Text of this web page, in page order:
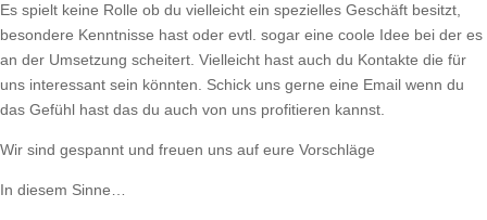
Es spielt keine Rolle ob du vielleicht ein spezielles Geschäft besitzt,
besondere Kenntnisse hast oder evtl. sogar eine coole Idee bei der es
an der Umsetzung scheitert. Vielleicht hast auch du Kontakte die für
uns interessant sein könnten. Schick uns gerne eine Email wenn du
das Gefühl hast das du auch von uns profitieren kannst.
Wir sind gespannt und freuen uns auf eure Vorschläge
In diesem Sinne…